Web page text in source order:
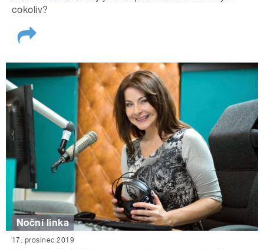
cokoliv?
Noční linka
17. prosinec 2019